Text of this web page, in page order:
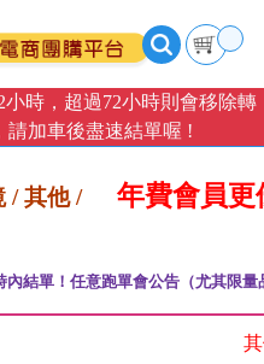
時，超過72小時則會移除轉
請加車後盡速結單喔 !
/ 其他 / 年費會員更
結單！任意跑單會公告（尤其限